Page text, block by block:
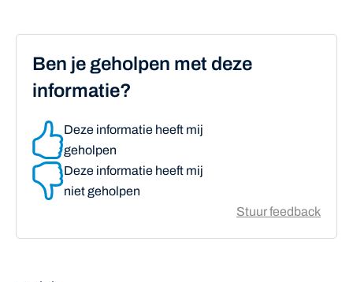
Ben je geholpen met deze
informatie?
Deze informatie heeft mij
geholpen
Deze informatie heeft mij
niet geholpen
Stuur feedback